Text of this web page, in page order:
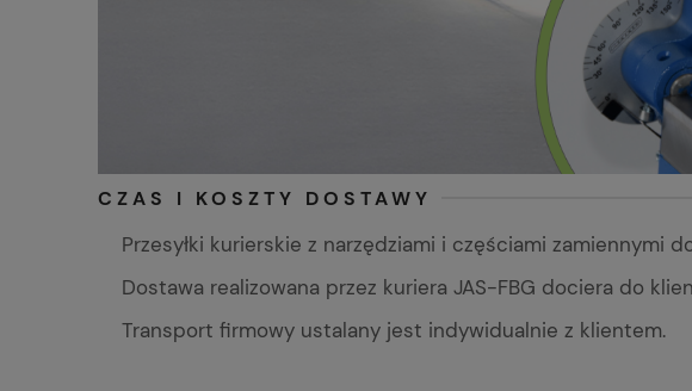
CZAS I KOSZTY DOSTAWY
Przesyłki kurierskie z narzędziami i częściami zamiennymi
Dostawa realizowana przez kuriera JAS-FBG dociera do
Transport firmowy ustalany jest indywidualnie z klientem.